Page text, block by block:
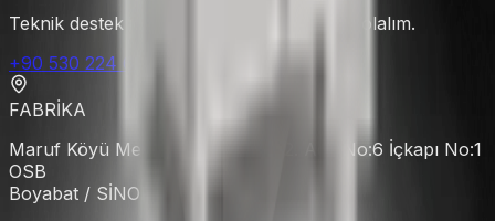
Teknik destek için hemen arayın yardımcı olalım.
+90 530 224 6888
FABRİKA
Maruf Köyü Mevkii 6 nolu Cd. 102. Ada No:6 İçkapı No:1
OSB
Boyabat / SİNOP